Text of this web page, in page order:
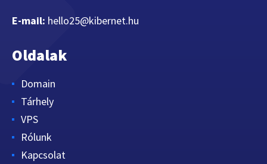
E-mail: hello25@kibernet.hu
Oldalak
Domain
Tárhely
VPS
Rólunk
Kapcsolat